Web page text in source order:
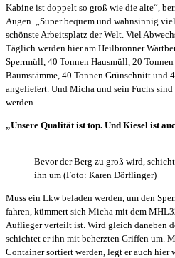
Kabine ist doppelt so groß wie die alte“,
Augen. „Super bequem und wahnsinnig
schönste Arbeitsplatz der Welt. Viel
Täglich werden hier am Heilbronner
Sperrmüll, 40 Tonnen Hausmüll, 20
Baumstämme, 40 Tonnen Grünschnitt und
angeliefert. Und Micha und sein Fuchs
werden.
„Unsere Qualität ist top. Und Kiesel ist
Bevor der Berg zu groß wird,
ihn um (Foto: Karen Dörflinger)
Muss ein Lkw beladen werden, um den
fahren, kümmert sich Micha mit dem
Auflieger verteilt ist. Wird gleich daneben
schichtet er ihn mit beherzten Griffen um.
Container sortiert werden, legt er auch hier